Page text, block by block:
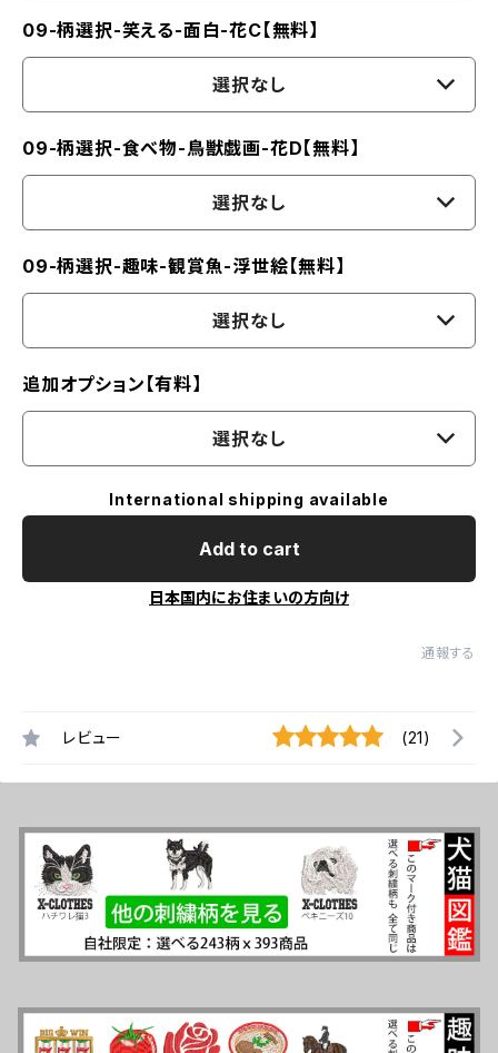
09-柄選択-笑える-面白-花C【無料】
選択なし
09-柄選択-食べ物-鳥獣戯画-花D【無料】
選択なし
09-柄選択-趣味-観賞魚-浮世絵【無料】
選択なし
追加オプション【有料】
選択なし
International shipping available
Add to cart
日本国内にお住まいの方向け
通報する
レビュー (21)